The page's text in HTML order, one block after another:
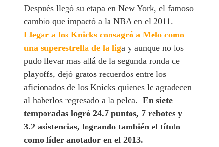
Después llegó su etapa en New York, el famoso
cambio que impactó a la NBA en el 2011.
Llegar a los Knicks consagró a Melo como
una superestrella de la liga y aunque no los
pudo llevar mas allá de la segunda ronda de
playoffs, dejó gratos recuerdos entre los
aficionados de los Knicks quienes le agradecen
al haberlos regresado a la pelea.En siete
temporadas logró 24.7 puntos, 7 rebotes y
3.2 asistencias, logrando también el título
como líder anotador en el 2013.